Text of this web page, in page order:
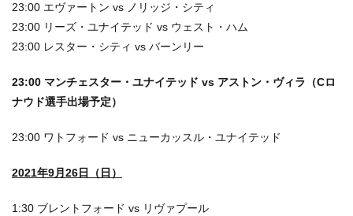
23:00 エヴァートン vs ノリッジ・シティ
23:00 リーズ・ユナイテッド vs ウェスト・ハム
23:00 レスター・シティ vs バーンリー
23:00 マンチェスター・ユナイテッド vs アストン・ヴィラ（Cロ
ナウド選手出場予定）
23:00 ワトフォード vs ニューカッスル・ユナイテッド
2021年9月26日（日）
1:30 ブレントフォード vs リヴァプール